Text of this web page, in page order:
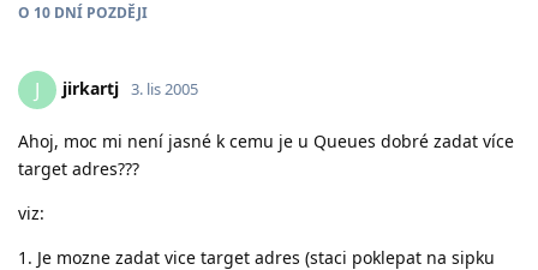
O 10 DNÍ POZDĚJI
J jirkartj 3. lis 2005
Ahoj, moc mi není jasné k cemu je u Queues dobré zadat více
target adres???
viz:
1. Je mozne zadat vice target adres (staci poklepat na sipku